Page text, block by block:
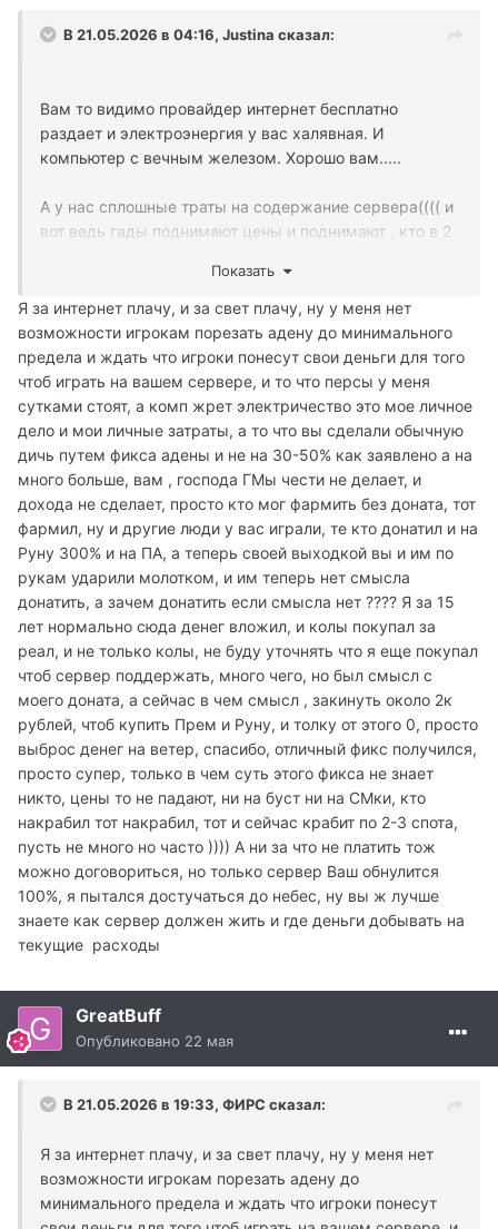
В 21.05.2026 в 04:16, Justina сказал:
Вам то видимо провайдер интернет бесплатно
раздает и электроэнергия у вас халявная. И
компьютер с вечным железом. Хорошо вам.....
А у нас сплошные траты на содержание сервера(((( и
вот ведь гады поднимают цены и поднимают , кто в 2
Придется воспользоваться ваши советом наверно.
А никак нельзя через вас договорится что бы вот тоже
ни за что не платить?
Показать
Я за интернет плачу, и за свет плачу, ну у меня нет
возможности игрокам порезать адену до минимального
предела и ждать что игроки понесут свои деньги для того
чтоб играть на вашем сервере, и то что персы у меня
сутками стоят, а комп жрет электричество это мое личное
дело и мои личные затраты, а то что вы сделали обычную
дичь путем фикса адены и не на 30-50% как заявлено а на
много больше, вам , господа ГМы чести не делает, и
дохода не сделает, просто кто мог фармить без доната, тот
фармил, ну и другие люди у вас играли, те кто донатил и на
Руну 300% и на ПА, а теперь своей выходкой вы и им по
рукам ударили молотком, и им теперь нет смысла
донатить, а зачем донатить если смысла нет ???? Я за 15
лет нормально сюда денег вложил, и колы покупал за
реал, и не только колы, не буду уточнять что я еще покупал
чтоб сервер поддержать, много чего, но был смысл с
моего доната, а сейчас в чем смысл , закинуть около 2к
рублей, чтоб купить Прем и Руну, и толку от этого 0, просто
выброс денег на ветер, спасибо, отличный фикс получился,
просто супер, только в чем суть этого фикса не знает
никто, цены то не падают, ни на буст ни на СМки, кто
накрабил тот накрабил, тот и сейчас крабит по 2-3 спота,
пусть не много но часто )))) А ни за что не платить тож
можно договориться, но только сервер Ваш обнулится
100%, я пытался достучаться до небес, ну вы ж лучше
знаете как сервер должен жить и где деньги добывать на
текущие расходы
GreatBuff
Опубликовано 22 мая
В 21.05.2026 в 19:33, ФИРС сказал:
Я за интернет плачу, и за свет плачу, ну у меня нет
возможности игрокам порезать адену до
минимального предела и ждать что игроки понесут